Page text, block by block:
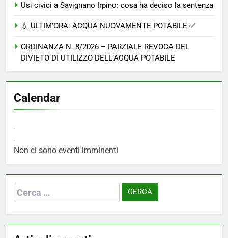
Usi civici a Savignano Irpino: cosa ha deciso la sentenza
💧 ULTIM’ORA: ACQUA NUOVAMENTE POTABILE ✅
ORDINANZA N. 8/2026 – PARZIALE REVOCA DEL
DIVIETO DI UTILIZZO DELL’ACQUA POTABILE
Calendar
Non ci sono eventi imminenti
Ricerca
per: